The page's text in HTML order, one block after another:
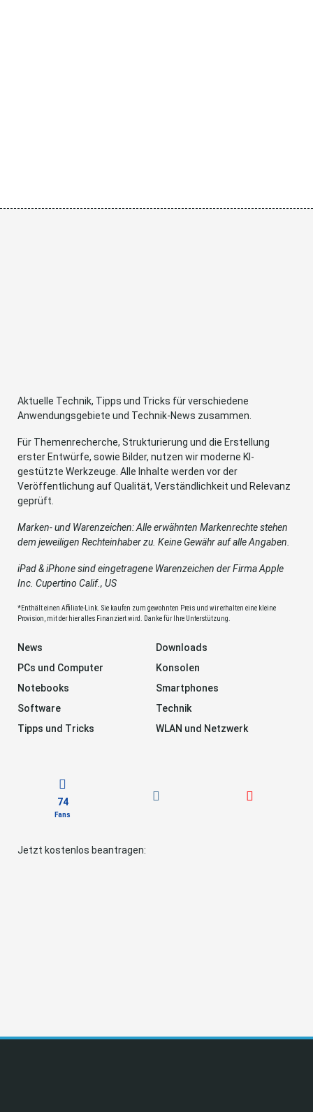
Aktuelle Technik, Tipps und Tricks für verschiedene
Anwendungsgebiete und Technik-News zusammen.
Für Themenrecherche, Strukturierung und die Erstellung
erster Entwürfe, sowie Bilder, nutzen wir moderne KI-
gestützte Werkzeuge. Alle Inhalte werden vor der
Veröffentlichung auf Qualität, Verständlichkeit und Relevanz
geprüft.
Marken- und Warenzeichen: Alle erwähnten Markenrechte stehen
dem jeweiligen Rechteinhaber zu. Keine Gewähr auf alle Angaben.
iPad & iPhone sind eingetragene Warenzeichen der Firma Apple
Inc. Cupertino Calif., US
*Enthält einen Affiliate-Link. Sie kaufen zum gewohnten Preis und wir erhalten eine kleine
Provision, mit der hier alles Finanziert wird. Danke für Ihre Unterstützung.
News
Downloads
PCs und Computer
Konsolen
Notebooks
Smartphones
Software
Technik
Tipps und Tricks
WLAN und Netzwerk
74
Fans
Jetzt kostenlos beantragen: